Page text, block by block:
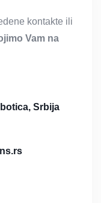
kontakte ili
Vam na
Srbija